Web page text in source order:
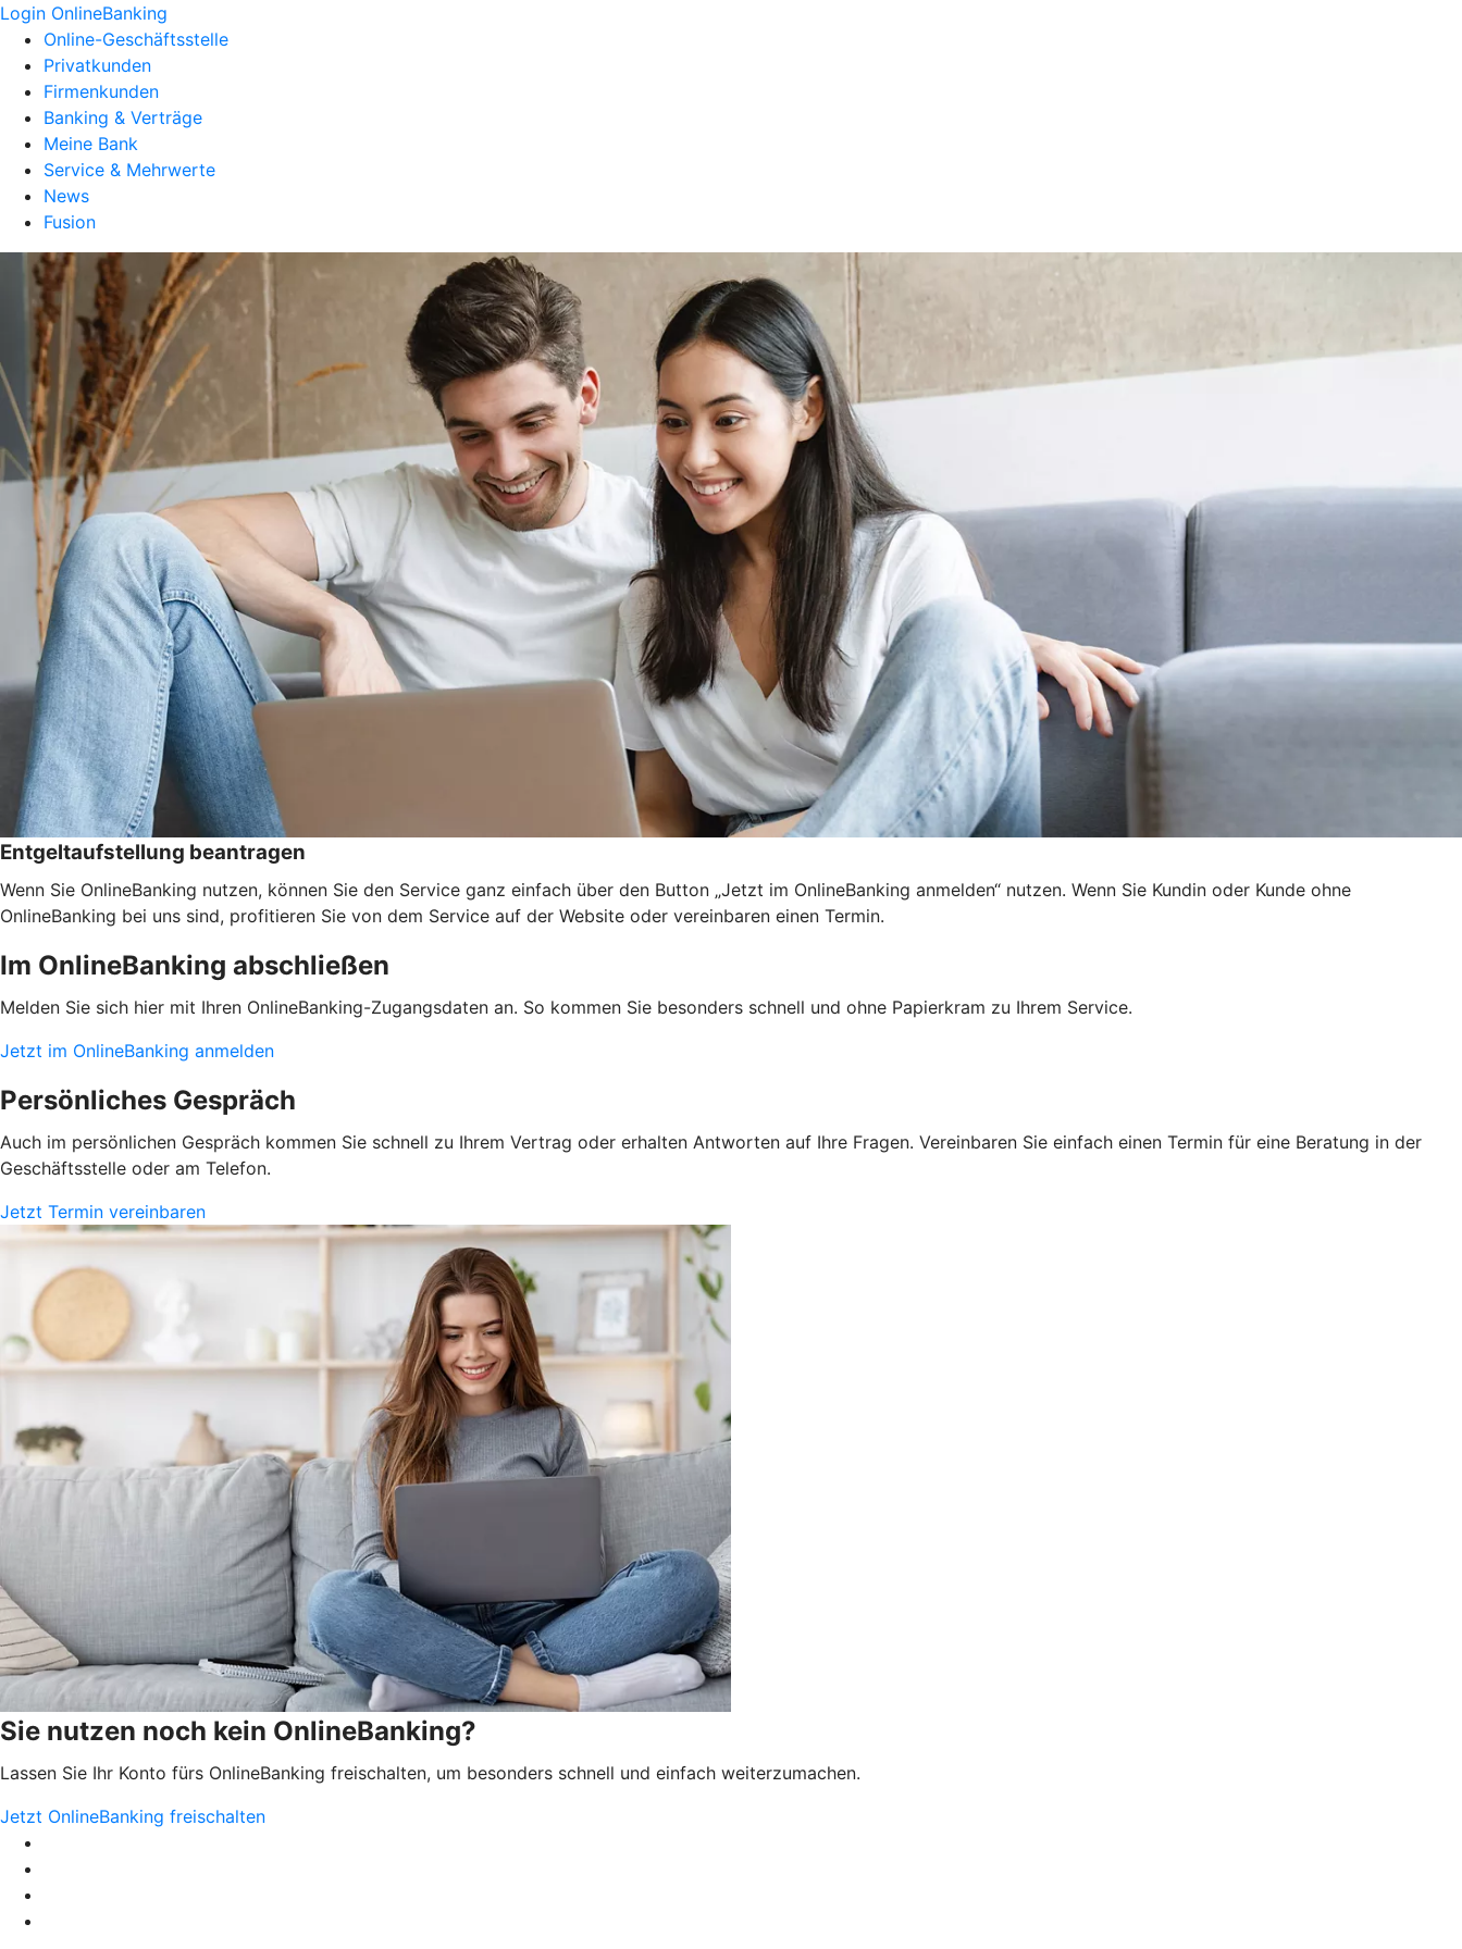
Login OnlineBanking
Online-Geschäftsstelle
Privatkunden
Firmenkunden
Banking & Verträge
Meine Bank
Service & Mehrwerte
News
Fusion
Entgeltaufstellung beantragen
Wenn Sie OnlineBanking nutzen, können Sie den Service ganz einfach über den Button „Jetzt im OnlineBanking anmelden“ nutzen. Wenn Sie Kundin oder Kunde ohne
OnlineBanking bei uns sind, profitieren Sie von dem Service auf der Website oder vereinbaren einen Termin.
Im OnlineBanking abschließen
Melden Sie sich hier mit Ihren OnlineBanking-Zugangsdaten an. So kommen Sie besonders schnell und ohne Papierkram zu Ihrem Service.
Jetzt im OnlineBanking anmelden
Persönliches Gespräch
Auch im persönlichen Gespräch kommen Sie schnell zu Ihrem Vertrag oder erhalten Antworten auf Ihre Fragen. Vereinbaren Sie einfach einen Termin für eine Beratung in der
Geschäftsstelle oder am Telefon.
Jetzt Termin vereinbaren
Sie nutzen noch kein OnlineBanking?
Lassen Sie Ihr Konto fürs OnlineBanking freischalten, um besonders schnell und einfach weiterzumachen.
Jetzt OnlineBanking freischalten